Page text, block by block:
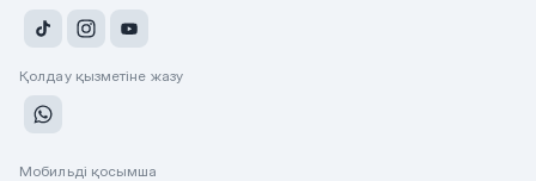
Қолдау қызметіне жазу
Мобильді қосымша